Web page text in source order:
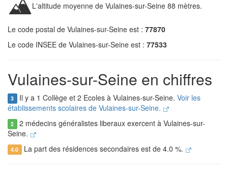
L'altitude moyenne de Vulaines-sur-Seine 88 mètres.
Le code postal de Vulaines-sur-Seine est : 77870
Le code INSEE de Vulaines-sur-Seine est : 77533
Vulaines-sur-Seine en chiffres
3 Il y a 1 Collège et 2 Ecoles à Vulaines-sur-Seine. Voir les
établissements scolaires de Vulaines-sur-Seine.
2 2 médecins généralistes liberaux exercent à Vulaines-sur-
Seine.
4.0 La part des résidences secondaires est de 4.0 %.